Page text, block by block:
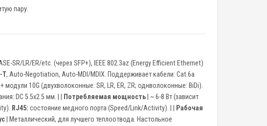
пару.
SR/LR/ER/etc. (через SFP+), IEEE 802.3az (Energy Efficient Ethernet)
T, Auto-Negotiation, Auto-MDI/MDIX. Поддерживает кабели: Cat.6a
модули 10G (двухволоконные: SR, LR, ER, ZR; однволоконные: BiDi).
DC 5.5x2.5 мм. | | Потребляемая мощность | ~ 6-8 Вт (зависит
RJ45: состояние медного порта (Speed/Link/Activity). | |
Рабочая
| Металлический, для лучшего теплоотвода. Настольное